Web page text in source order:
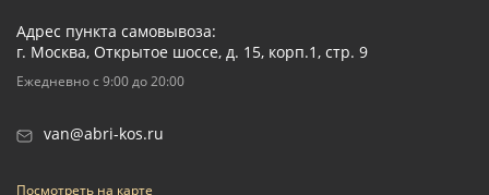
Адрес пункта самовывоза:
г. Москва, Открытое шоссе, д. 15, корп.1, стр. 9
Ежедневно с 9:00 до 20:00
van@abri-kos.ru
Посмотреть на карте